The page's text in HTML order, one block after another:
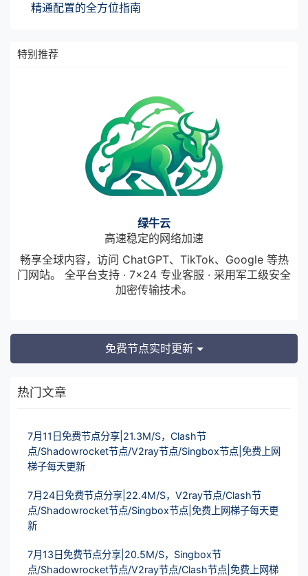
精通配置的全方位指南
特别推荐
绿牛云
高速稳定的网络加速
畅享全球内容，访问 ChatGPT、TikTok、Google 等热
门网站。 全平台支持 · 7×24 专业客服 · 采用军工级安全
加密传输技术。
免费节点实时更新
热门文章
7月11日免费节点分享|21.3M/S，Clash节
点/Shadowrocket节点/V2ray节点/Singbox节点|免费上网
梯子每天更新
7月24日免费节点分享|22.4M/S，V2ray节点/Clash节
点/Shadowrocket节点/Singbox节点|免费上网梯子每天更
新
7月13日免费节点分享|20.5M/S，Singbox节
点/Shadowrocket节点/V2ray节点/Clash节点|免费上网梯